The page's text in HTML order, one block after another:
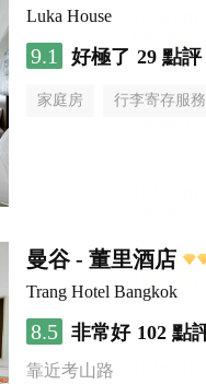
Luka House
9.1 好極了 29 點評
家庭房 行李寄存服務
曼谷 - 董里酒店
Trang Hotel Bangkok
8.5 非常好 102 點
靠近考山路